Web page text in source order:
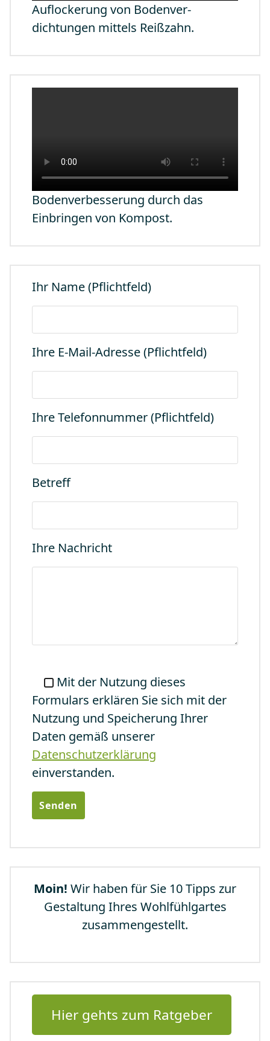
Auflockerung von Bodenver-
dichtungen mittels Reißzahn.
Bodenverbesserung durch das
Einbringen von Kompost.
Ihr Name (Pflichtfeld)
Ihre E-Mail-Adresse (Pflichtfeld)
Ihre Telefonnummer (Pflichtfeld)
Betreff
Ihre Nachricht
Mit der Nutzung dieses
Formulars erklären Sie sich mit der
Nutzung und Speicherung Ihrer
Daten gemäß unserer
Datenschutzerklärung
einverstanden.
Moin! Wir haben für Sie 10 Tipps zur
Gestaltung Ihres Wohlfühlgartes
zusammengestellt.
Hier gehts zum Ratgeber